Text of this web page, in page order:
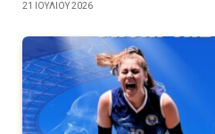
21 ΙΟΥΛΊΟΥ 2026